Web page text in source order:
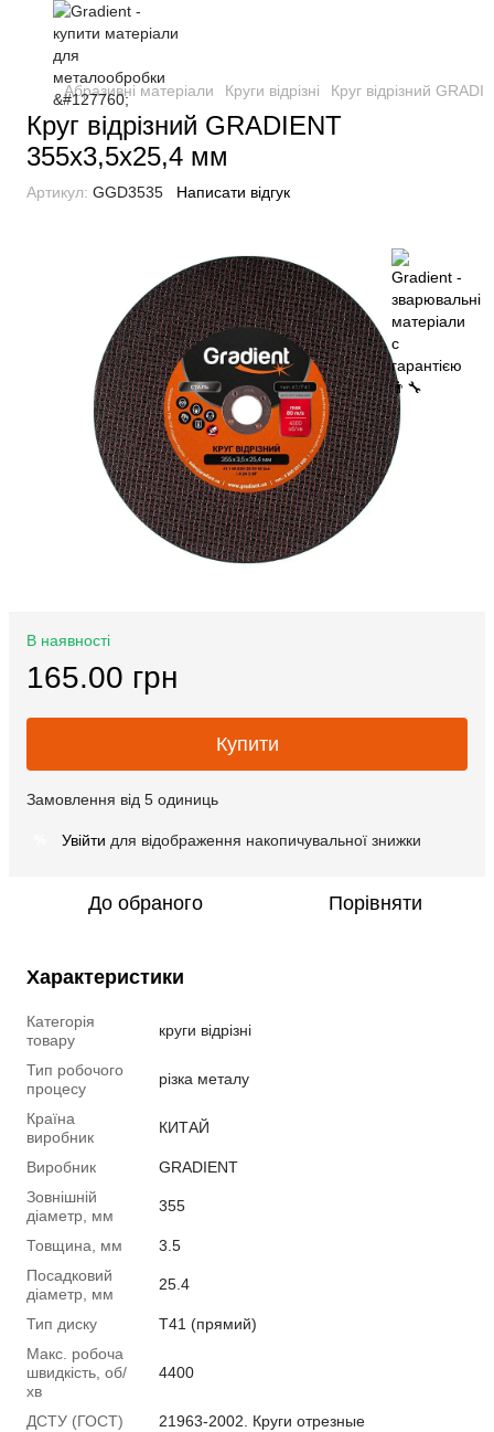
Абразивні матеріали Круги відрізні Круг відрізний
Круг відрізний GRADIENT
355x3,5x25,4 мм
Артикул: GGD3535 Написати відгук
В наявності
165.00 грн
Купити
Замовлення від 5 одиниць
Увійти для відображення накопичувальної знижки
До обраного Порівняти
Характеристики
Категорія
товару
круги відрізні
Тип робочого
процесу
різка металу
Країна
виробник
КИТАЙ
Виробник
GRADIENT
Зовнішній
діаметр, мм
355
Товщина, мм
3.5
Посадковий
діаметр, мм
25.4
Тип диску
Т41 (прямий)
Макс. робоча
швидкість, об/
хв
4400
ДСТУ (ГОСТ)
21963-2002. Круги отрезные